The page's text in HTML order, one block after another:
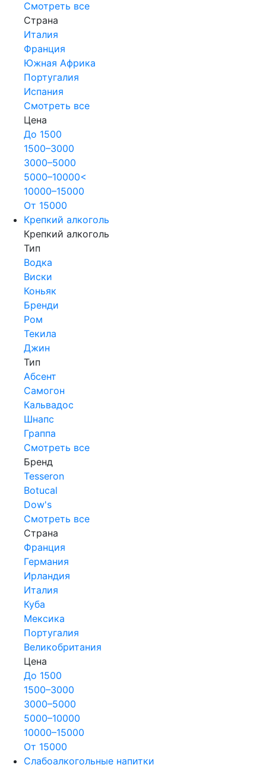
Смотреть все
Страна
Италия
Франция
Южная Африка
Португалия
Испания
Смотреть все
Цена
До 1500
1500–3000
3000–5000
5000–10000<
10000–15000
От 15000
Крепкий алкоголь
Крепкий алкоголь
Тип
Водка
Виски
Коньяк
Бренди
Ром
Текила
Джин
Тип
Абсент
Самогон
Кальвадос
Шнапс
Граппа
Смотреть все
Бренд
Tesseron
Botucal
Dow's
Смотреть все
Страна
Франция
Германия
Ирландия
Италия
Куба
Мексика
Португалия
Великобритания
Цена
До 1500
1500–3000
3000–5000
5000–10000
10000–15000
От 15000
Слабоалкогольные напитки